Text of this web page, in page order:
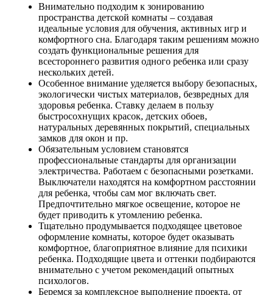
Внимательно подходим к зонированию
пространства детской комнаты – создавая
идеальные условия для обучения, активных игр и
комфортного сна. Благодаря таким решениям можно
создать функциональные решения для
всестороннего развития одного ребенка или сразу
нескольких детей.
Особенное внимание уделяется выбору безопасных,
экологически чистых материалов, безвредных для
здоровья ребенка. Ставку делаем в пользу
быстросохнущих красок, детских обоев,
натуральных деревянных покрытий, специальных
замков для окон и пр.
Обязательным условием становятся
профессиональные стандарты для организации
электричества. Работаем с безопасными розетками.
Выключатели находятся на комфортном расстоянии
для ребенка, чтобы сам мог включать свет.
Предпочтительно мягкое освещение, которое не
будет приводить к утомлению ребенка.
Тщательно продумывается подходящее цветовое
оформление комнаты, которое будет оказывать
комфортное, благоприятное влияние для психики
ребенка. Подходящие цвета и оттенки подбираются
внимательно с учетом рекомендаций опытных
психологов.
Беремся за комплексное выполнение проекта, от